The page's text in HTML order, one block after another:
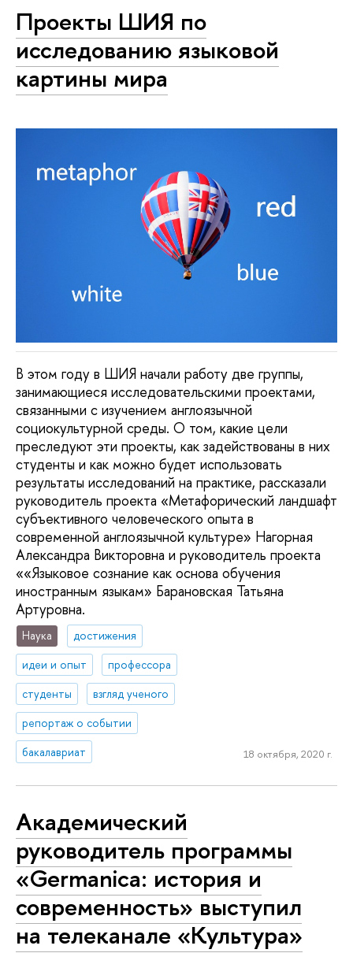
Проекты ШИЯ по
исследованию языковой
картины мира
В этом году в ШИЯ начали работу две группы,
занимающиеся исследовательскими проектами,
связанными с изучением англоязычной
социокультурной среды. О том, какие цели
преследуют эти проекты, как задействованы в них
студенты и как можно будет использовать
результаты исследований на практике, рассказали
руководитель проекта «Метафорический ландшафт
субъективного человеческого опыта в
современной англоязычной культуре» Нагорная
Александра Викторовна и руководитель проекта
««Языковое сознание как основа обучения
иностранным языкам» Барановская Татьяна
Артуровна.
Наука
достижения
идеи и опыт
профессора
студенты
взгляд ученого
репортаж о событии
бакалавриат
18 октября, 2020 г.
Академический
руководитель программы
«Germanica: история и
современность» выступил
на телеканале «Культура»